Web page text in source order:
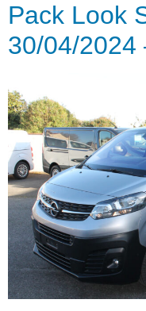
Pack Look
30/04/2024